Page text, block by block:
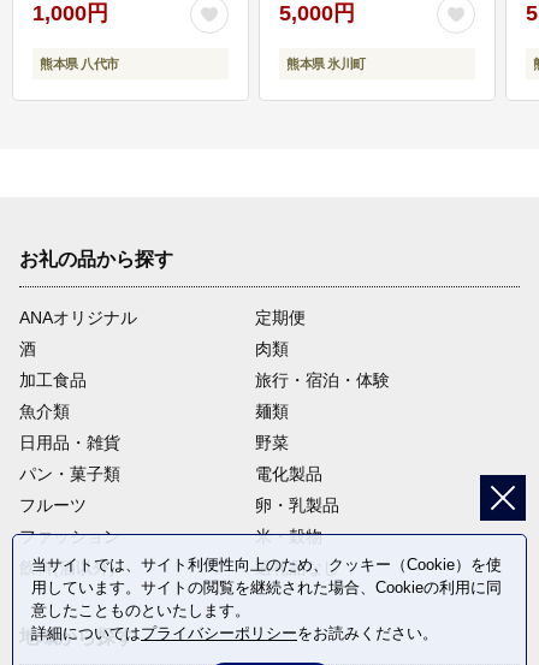
1,000円
熊本県 八代市
5,000円
熊本県 氷川町
お礼の品から探す
ANAオリジナル
定期便
酒
肉類
加工食品
旅行・宿泊・体験
魚介類
麺類
日用品・雑貨
野菜
パン・菓子類
電化製品
フルーツ
卵・乳製品
ファッション
米・穀物
飲料(酒以外)
返礼品なし
地域から探す
当サイトでは、サイト利便性向上のため、クッキー（Cookie）を使
用しています。サイトの閲覧を継続された場合、Cookieの利用に同
意したことものといたします。
詳細についてはプライバシーポリシーをお読みください。